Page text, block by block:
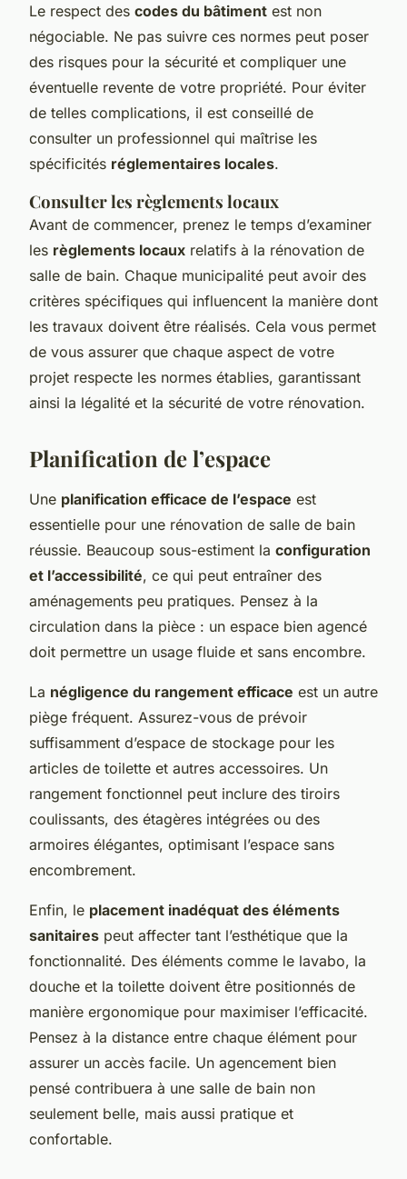
Le respect des codes du bâtiment est non
négociable. Ne pas suivre ces normes peut poser
des risques pour la sécurité et compliquer une
éventuelle revente de votre propriété. Pour éviter
de telles complications, il est conseillé de
consulter un professionnel qui maîtrise les
spécificités réglementaires locales.
Consulter les règlements locaux
Avant de commencer, prenez le temps d’examiner
les règlements locaux relatifs à la rénovation de
salle de bain. Chaque municipalité peut avoir des
critères spécifiques qui influencent la manière dont
les travaux doivent être réalisés. Cela vous permet
de vous assurer que chaque aspect de votre
projet respecte les normes établies, garantissant
ainsi la légalité et la sécurité de votre rénovation.
Planification de l’espace
Une planification efficace de l’espace est
essentielle pour une rénovation de salle de bain
réussie. Beaucoup sous-estiment la configuration
et l’accessibilité, ce qui peut entraîner des
aménagements peu pratiques. Pensez à la
circulation dans la pièce : un espace bien agencé
doit permettre un usage fluide et sans encombre.
La négligence du rangement efficace est un autre
piège fréquent. Assurez-vous de prévoir
suffisamment d’espace de stockage pour les
articles de toilette et autres accessoires. Un
rangement fonctionnel peut inclure des tiroirs
coulissants, des étagères intégrées ou des
armoires élégantes, optimisant l’espace sans
encombrement.
Enfin, le placement inadéquat des éléments
sanitaires peut affecter tant l’esthétique que la
fonctionnalité. Des éléments comme le lavabo, la
douche et la toilette doivent être positionnés de
manière ergonomique pour maximiser l’efficacité.
Pensez à la distance entre chaque élément pour
assurer un accès facile. Un agencement bien
pensé contribuera à une salle de bain non
seulement belle, mais aussi pratique et
confortable.